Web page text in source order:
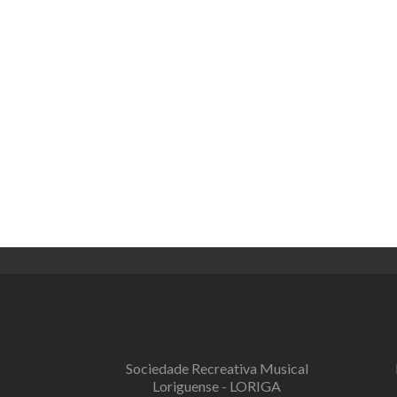
Sociedade Recreativa Musical
Loriguense - LORIGA